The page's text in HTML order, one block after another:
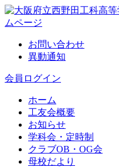
お問い合わせ
異動通知
会員ログイン
ホーム
工友会概要
お知らせ
学科会・定時制
クラブOB・OG会
母校だより